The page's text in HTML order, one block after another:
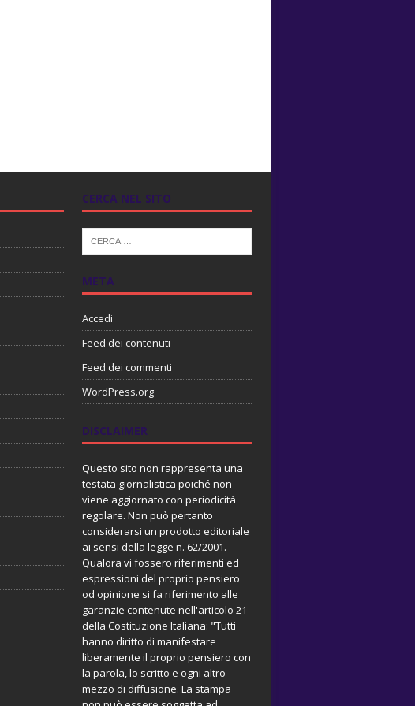
CERCA NEL SITO
META
Accedi
Feed dei contenuti
Feed dei commenti
WordPress.org
DISCLAIMER
Questo sito non rappresenta una
testata giornalistica poiché non
viene aggiornato con periodicità
regolare. Non può pertanto
considerarsi un prodotto editoriale
ai sensi della legge n. 62/2001.
Qualora vi fossero riferimenti ed
espressioni del proprio pensiero
od opinione si fa riferimento alle
garanzie contenute nell'articolo 21
della Costituzione Italiana: "Tutti
hanno diritto di manifestare
liberamente il proprio pensiero con
la parola, lo scritto e ogni altro
mezzo di diffusione. La stampa